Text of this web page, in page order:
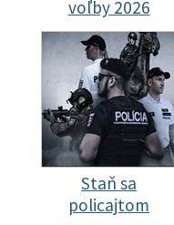
voľby 2026
Staň sa
policajtom